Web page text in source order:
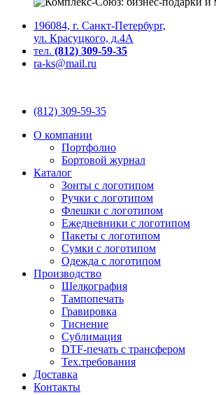
196084, г. Санкт-Петербург,
ул. Красуцкого, д.4А
тел. (812) 309-59-35
ra-ks@mail.ru
(812) 309-59-35
О компании
Портфолио
Бортовой журнал
Каталог
Зонты с логотипом
Ручки с логотипом
Флешки с логотипом
Ежедневники с логотипом
Пакеты с логотипом
Сумки с логотипом
Одежда с логотипом
Производство
Шелкография
Тампопечать
Гравировка
Тиснение
Сублимация
DTF-печать с трансфером
Тех.требования
Доставка
Контакты